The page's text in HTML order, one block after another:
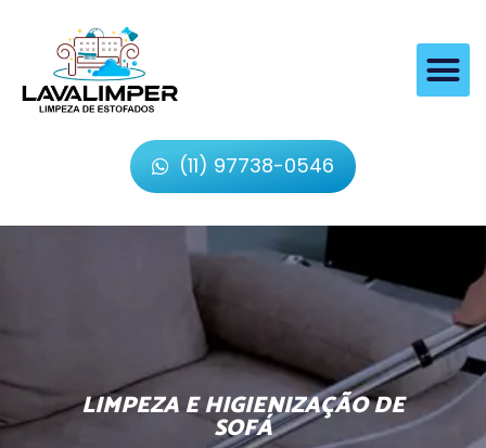
(11) 97738-0546
LIMPEZA E HIGIENIZAÇÃO DE
SOFÁ